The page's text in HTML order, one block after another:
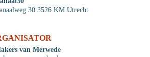
30 3526 KM Utrecht
van Merwede